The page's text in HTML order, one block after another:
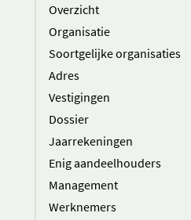
Overzicht
Organisatie
Soortgelijke organisaties
Adres
Vestigingen
Dossier
Jaarrekeningen
Enig aandeelhouders
Management
Werknemers